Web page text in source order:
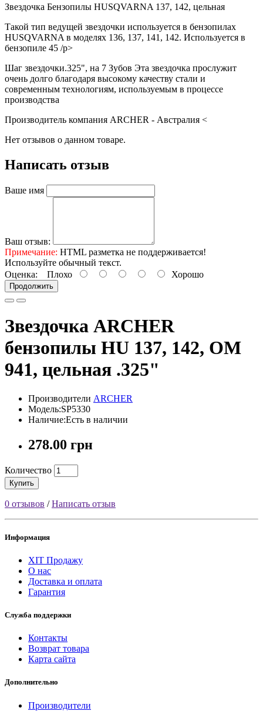
Звездочка Бензопилы HUSQVARNA 137, 142, цельная
Такой тип ведущей звездочки используется в бензопилах
HUSQVARNA в моделях 136, 137, 141, 142. Используется в
бензопиле 45 /p>
Шаг звездочки.325", на 7 Зубов Эта звездочка прослужит
очень долго благодаря высокому качеству стали и
современным технологиям, используемым в процессе
производства
Производитель компания ARCHER - Австралия <
Нет отзывов о данном товаре.
Написать отзыв
Ваше имя
Ваш отзыв:
Примечание: HTML разметка не поддерживается!
Используйте обычный текст.
Оценка: Плохо Хорошо
Продолжить
Звездочка ARCHER
бензопилы HU 137, 142, OM
941, цельная .325"
Производители ARCHER
Модель:SP5330
Наличие:Есть в наличии
278.00 грн
Количество
Купить
0 отзывов /Написать отзыв
Информация
ХІТ Продажу
О нас
Доставка и оплата
Гарантия
Служба поддержки
Контакты
Возврат товара
Карта сайта
Дополнительно
Производители